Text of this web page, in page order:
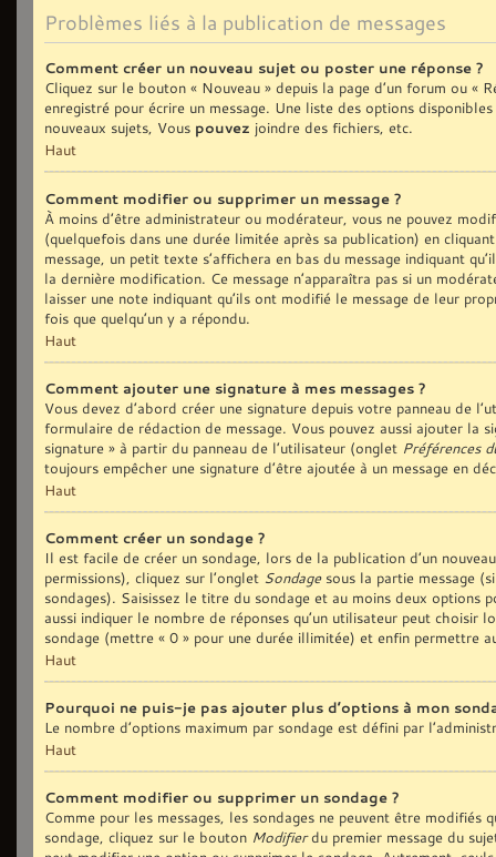
Problèmes liés à la publication de messages
Comment créer un nouveau sujet ou poster une réponse ?
Cliquez sur le bouton « Nouveau » depuis la page d’un forum ou «
enregistré pour écrire un message. Une liste des options
nouveaux sujets, Vous pouvez joindre des fichiers, etc.
Haut
Comment modifier ou supprimer un message ?
À moins d’être administrateur ou modérateur, vous ne pouvez
(quelquefois dans une durée limitée après sa publication) en
message, un petit texte s’affichera en bas du message indiquant
la dernière modification. Ce message n’apparaîtra pas si un
laisser une note indiquant qu’ils ont modifié le message de leur
fois que quelqu’un y a répondu.
Haut
Comment ajouter une signature à mes messages ?
Vous devez d’abord créer une signature depuis votre panneau de
formulaire de rédaction de message. Vous pouvez aussi ajouter la
signature » à partir du panneau de l’utilisateur (onglet Préférences
toujours empêcher une signature d’être ajoutée à un message en
Haut
Comment créer un sondage ?
Il est facile de créer un sondage, lors de la publication d’un
permissions), cliquez sur l’onglet Sondagesous la partie message
sondages). Saisissez le titre du sondage et au moins deux options
aussi indiquer le nombre de réponses qu’un utilisateur peut
sondage (mettre « 0 » pour une durée illimitée) et enfin permettre
Haut
Pourquoi ne puis-je pas ajouter plus d’options à mon
Le nombre d’options maximum par sondage est défini par
Haut
Comment modifier ou supprimer un sondage ?
Comme pour les messages, les sondages ne peuvent être
sondage, cliquez sur le bouton Modifierdu premier message du